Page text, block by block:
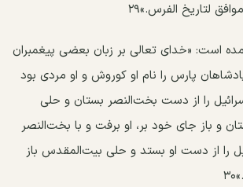
لتاریخ الفرس.»۲۹
است: «خدای تعالی بر زبان بعضی پیغمبران
پارس را نام او کوروش و او مردی بود
را از دست بخت‌النصر بستان و حلی
و باز جای خود بر، او برفت و با بخت‌النصر
را از دست او بستد و حلی بیت‌المقدس باز